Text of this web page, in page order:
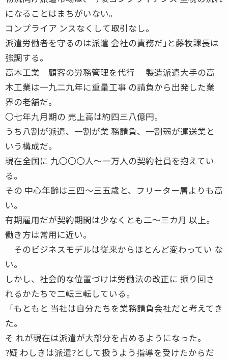
になることはまちがいない。
コンプライア ンスなくして取引なし。
派遣労働者を守るのは派遣 会社の責務だ｣と藤牧課長は
強調する。
高木工業 顧客の労務管理を代行 製造派遣大手の高
木工業は一九二九年に重量工事 の請負から出発した業
界の老舗だ。
〇七年九月期の 売上高は約四三八億円。
うち八割が派遣、一割が業 務請負、一割弱が運送業と
いう構成だ。
現在全国に 九〇〇〇人〜一万人の契約社員を抱えてい
る。
その 中心年齢は三四〜三五歳と、フリーター層よりも高
い。
有期雇用だが契約期間は少なくとも二〜三カ月 以上。
働き方は常用に近い。
そのビジネスモデルは従来からほとんど変わってい な
い。
しかし、社会的な位置づけは労働法の改正に 振り回さ
れるかたちで二転三転している。
「もともと 当社は自分たちを業務請負会社だと考えてき
た。
そ れが現在は派遣が大部分を占めるようになった。
?疑 わしきは派遣?として扱うよう指導を受けたからだ